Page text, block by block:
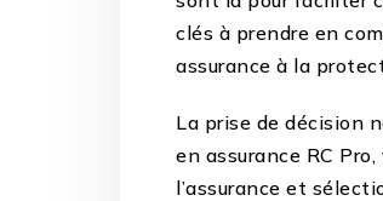
clés à prendre en
assurance à la
La prise de décision
en assurance RC
l’assurance et